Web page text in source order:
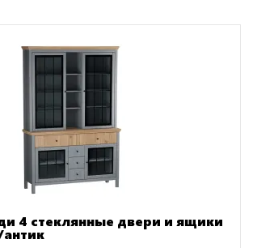
4 стеклянные двери и ящики